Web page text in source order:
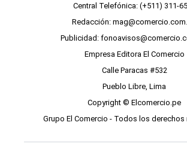
Central Telefónica: (+511) 311-
Redacción:
Publicidad:
Empresa Editora El Comercio
Calle Paracas #532
Pueblo Libre, Lima
Copyright © Elcomercio.pe
Grupo El Comercio - Todos los derechos